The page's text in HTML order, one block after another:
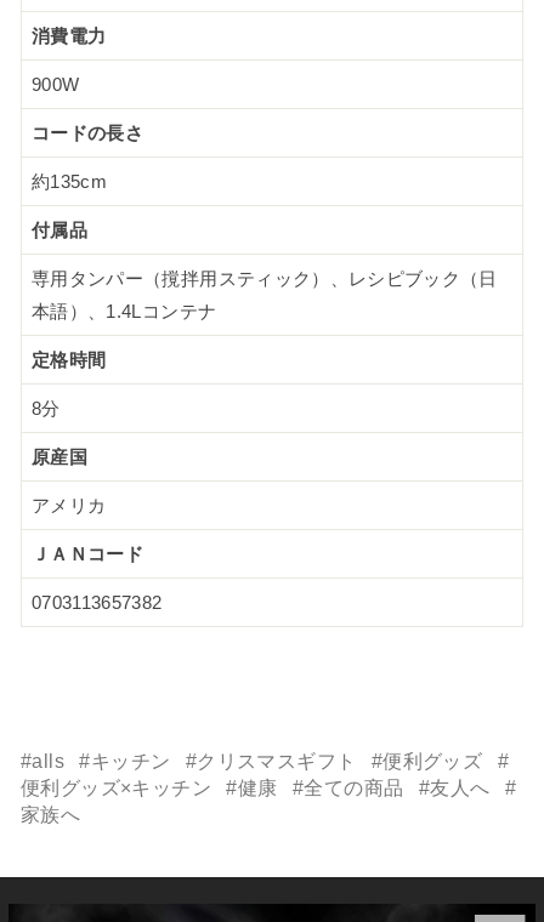
消費電力
900W
コードの長さ
約135cm
付属品
専用タンパー（撹拌用スティック）、レシピブック（日
本語）、1.4Lコンテナ
定格時間
8分
原産国
アメリカ
ＪＡＮコード
0703113657382
#alls #キッチン #クリスマスギフト #便利グッズ
#
便利グッズ×キッチン
#健康 #全ての商品 #友人へ
#
家族へ